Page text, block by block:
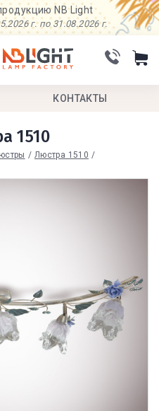
NB Light
г. по 31.08.2026 г.
КОНТАКТЫ
1510
Люстра 1510